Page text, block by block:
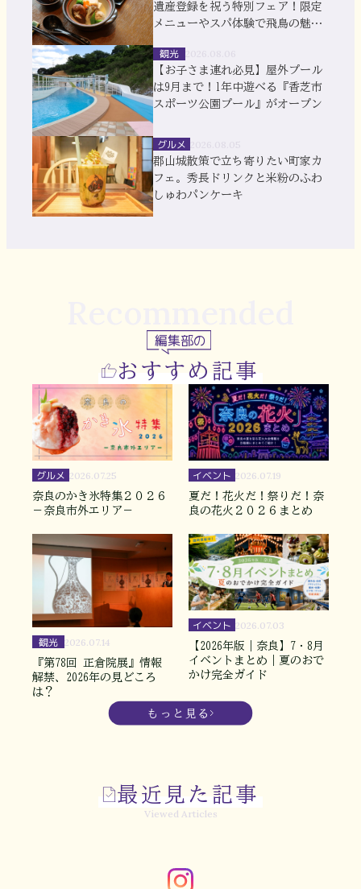
遺産登録を祝う特別フェア！限定
メニューやスパ体験で飛鳥の魅力
観光
【お子さま連れ必見】屋外プール
は9月まで！1年中遊べる『香芝市
スポーツ公園プール』がオープン
グルメ
郡山城散策で立ち寄りたい町家カ
フェ。秀長ドリンクと米粉のふわ
しゅわパンケーキ
編集部の
おすすめ記事
グルメ 2026.07.25
奈良のかき氷特集２０２６
－奈良市外エリア－
イベント 2026.07.19
夏だ！花火だ！祭りだ！奈
良の花火２０２６まとめ
観光 2026.07.14
『第78回 正倉院展』情報
解禁、2026年の見どころ
は？
イベント 2026.07.03
【2026年版｜奈良】7・8月
イベントまとめ｜夏のおで
かけ完全ガイド
もっと見る
最近見た記事
Viewed Articles